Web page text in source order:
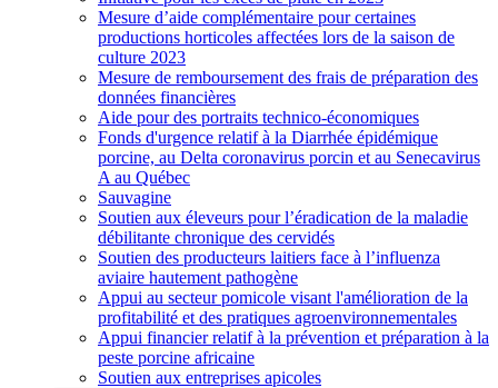
Mesure d’aide complémentaire pour certaines
productions horticoles affectées lors de la saison de
culture 2023
Mesure de remboursement des frais de préparation des
données financières
Aide pour des portraits technico-économiques
Fonds d'urgence relatif à la Diarrhée épidémique
porcine, au Delta coronavirus porcin et au Senecavirus
A au Québec
Sauvagine
Soutien aux éleveurs pour l’éradication de la maladie
débilitante chronique des cervidés
Soutien des producteurs laitiers face à l’influenza
aviaire hautement pathogène
Appui au secteur pomicole visant l'amélioration de la
profitabilité et des pratiques agroenvironnementales
Appui financier relatif à la prévention et préparation à la
peste porcine africaine
Soutien aux entreprises apicoles